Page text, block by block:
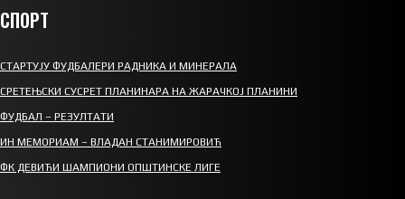
СПОРТ
СТАРТУЈУ ФУДБАЛЕРИ РАДНИКА И МИНЕРАЛА
СРЕТЕЊСКИ СУСРЕТ ПЛАНИНАРА НА ЖАРАЧКОЈ ПЛАНИНИ
ФУДБАЛ – РЕЗУЛТАТИ
ИН МЕМОРИАМ – ВЛАДАН СТАНИМИРОВИЋ
ФК ДЕВИЋИ ШАМПИОНИ ОПШТИНСКЕ ЛИГЕ